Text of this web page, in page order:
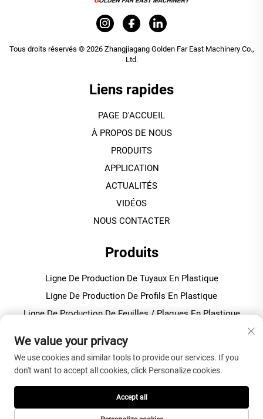
Tous droits réservés © 2026 Zhangjiagang Golden Far East Machinery Co.,
Ltd.
Liens rapides
PAGE D'ACCUEIL
À PROPOS DE NOUS
PRODUITS
APPLICATION
ACTUALITÉS
VIDÉOS
NOUS CONTACTER
Produits
Ligne De Production De Tuyaux En Plastique
Ligne De Production De Profils En Plastique
Ligne De Production De Feuilles / Plaques En Plastique
À PROPOS DE L'ENTREPRISE
Politique de confidentialité
We value your privacy
We use cookies and similar tools to provide our services. If you
don't want to accept all cookies, click Personalize cookies.
Accept all